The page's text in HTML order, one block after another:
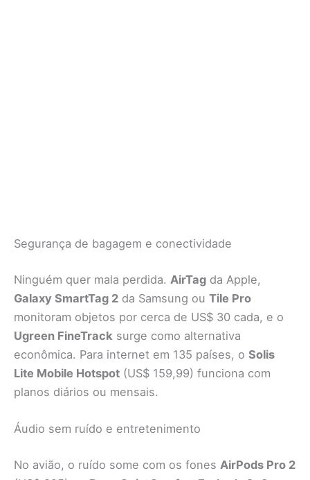
Segurança de bagagem e conectividade
Ninguém quer mala perdida. AirTag da Apple,
Galaxy SmartTag 2 da Samsung ou Tile Pro
monitoram objetos por cerca de US$ 30 cada, e o
Ugreen FineTrack surge como alternativa
econômica. Para internet em 135 países, o Solis
Lite Mobile Hotspot (US$ 159,99) funciona com
planos diários ou mensais.
Áudio sem ruído e entretenimento
No avião, o ruído some com os fones AirPods Pro 2